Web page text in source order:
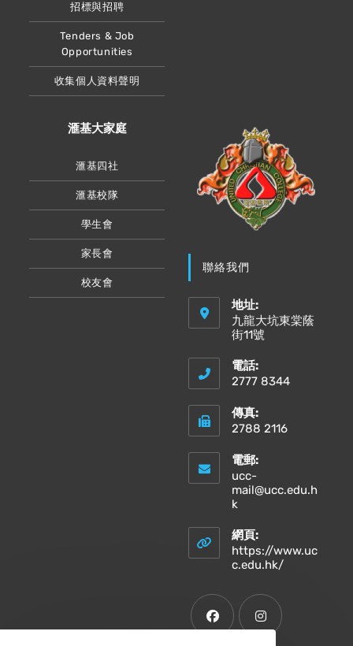
招標與招聘
Tenders & Job
Opportunities
收集個人資料聲明
滙基大家庭
滙基四社
滙基校隊
學生會
家長會
校友會
聯絡我們
地址:
九龍大坑東棠蔭
街11號
電話:
2777 8344
傳真:
2788 2116
電郵:
ucc-
mail@ucc.edu.h
k
your
application
網頁:
https://www.uc
c.edu.hk/Opens